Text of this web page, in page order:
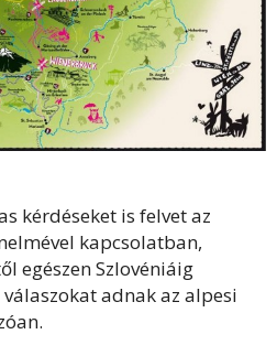
kérdéseket is felvet az
kapcsolatban,
egészen Szlovéniáig
adnak az alpesi